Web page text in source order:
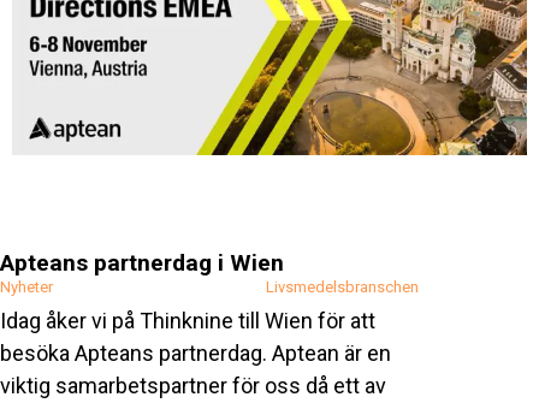
Apteans partnerdag i Wien
Nyheter Livsmedelsbranschen
Idag åker vi på Thinknine till Wien för att
besöka Apteans partnerdag. Aptean är en
viktig samarbetspartner för oss då ett av